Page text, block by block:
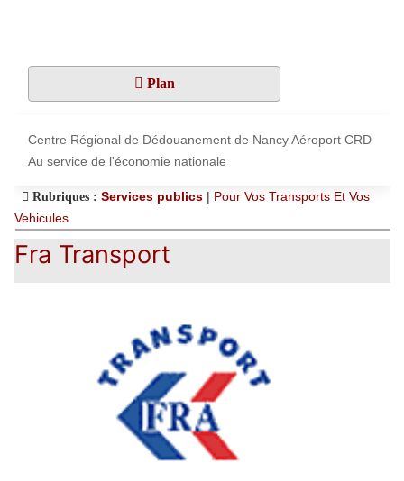
Plan
Centre Régional de Dédouanement de Nancy Aéroport CRD
Au service de l'économie nationale
Rubriques : Services publics | Pour Vos Transports Et Vos
Vehicules
Fra Transport